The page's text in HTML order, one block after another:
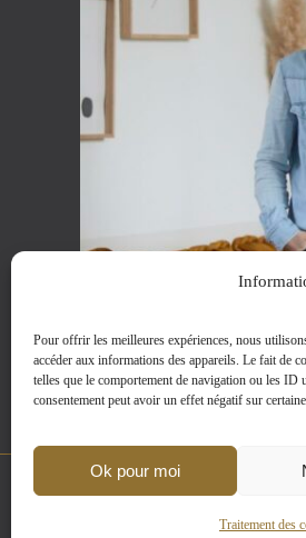
Pour offrir les meilleures expériences, nous
accéder aux informations des appareils. Le fait de
telles que le comportement de navigation ou les ID
consentement peut avoir un effet négatif sur
Ok pour moi
Traitement des
MENTIONS LEGALES|